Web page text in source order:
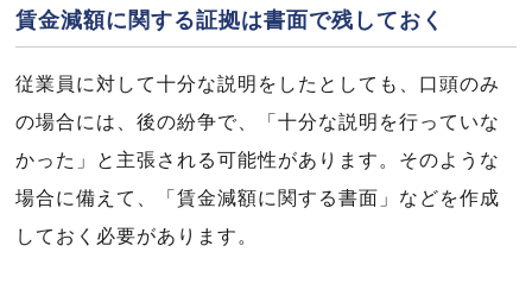
賃金減額に関する証拠は書面で残しておく
従業員に対して十分な説明をしたとしても、口頭のみ
の場合には、後の紛争で、「十分な説明を行っていな
かった」と主張される可能性があります。そのような
場合に備えて、「賃金減額に関する書面」などを作成
しておく必要があります。